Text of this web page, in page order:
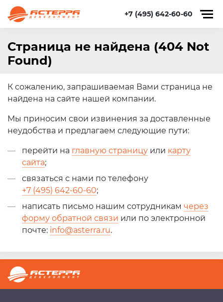
+7 (495) 642-60-60
Страница не найдена (404 Not
Found)
К сожалению, запрашиваемая Вами страница не
найдена на сайте нашей компании.
Мы приносим свои извинения за доставленные
неудобства и предлагаем следующие пути:
перейти на главную страницуили карту
сайта;
связаться с нами по телефону
+7 (495) 642-60-60;
написать письмо нашим сотрудникам через
форму обратной связи или по электронной
почте: info@asterra.ru.